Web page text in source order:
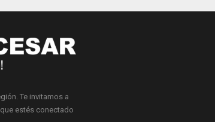
Te invitamos a
estés conectado